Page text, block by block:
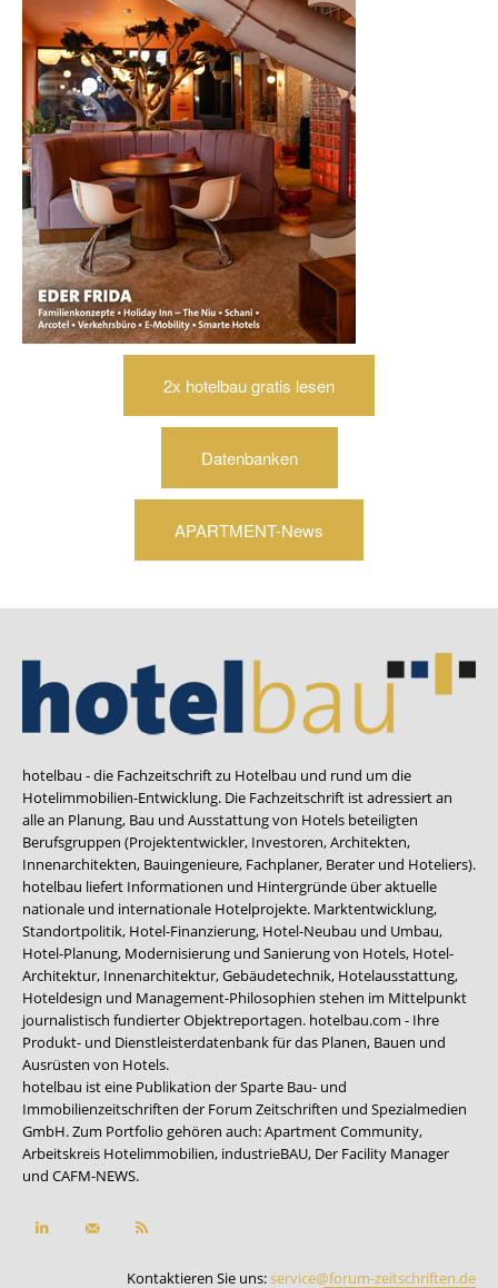
2x hotelbau gratis lesen
Datenbanken
APARTMENT-News
hotelbau - die Fachzeitschrift zu Hotelbau und rund um die
Hotelimmobilien-Entwicklung. Die Fachzeitschrift ist adressiert an
alle an Planung, Bau und Ausstattung von Hotels beteiligten
Berufsgruppen (Projektentwickler, Investoren, Architekten,
Innenarchitekten, Bauingenieure, Fachplaner, Berater und Hoteliers).
hotelbau liefert Informationen und Hintergründe über aktuelle
nationale und internationale Hotelprojekte. Marktentwicklung,
Standortpolitik, Hotel-Finanzierung, Hotel-Neubau und Umbau,
Hotel-Planung, Modernisierung und Sanierung von Hotels, Hotel-
Architektur, Innenarchitektur, Gebäudetechnik, Hotelausstattung,
Hoteldesign und Management-Philosophien stehen im Mittelpunkt
journalistisch fundierter Objektreportagen. hotelbau.com - Ihre
Produkt- und Dienstleisterdatenbank für das Planen, Bauen und
Ausrüsten von Hotels.
hotelbau ist eine Publikation der Sparte Bau- und
Immobilienzeitschriften der Forum Zeitschriften und Spezialmedien
GmbH. Zum Portfolio gehören auch:Apartment Community,
Arbeitskreis Hotelimmobilien, industrieBAU, Der Facility Manager
und CAFM-NEWS.
Kontaktieren Sie uns:service@forum-zeitschriften.de